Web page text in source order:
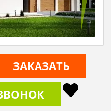
ЗАКАЗАТЬ